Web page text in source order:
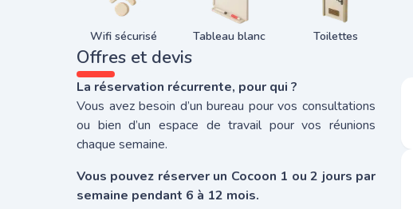
Wifi sécurisé Tableau blanc Toilettes
Offres et devis
La réservation récurrente, pour qui ?
Vous avez besoin d’un bureau pour vos consultations
ou bien d’un espace de travail pour vos réunions
chaque semaine.
Vous pouvez réserver un Cocoon 1 ou 2 jours par
semaine pendant 6 à 12 mois.